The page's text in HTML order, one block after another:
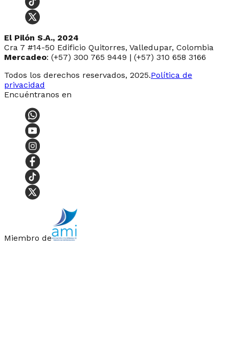
El Pilón S.A., 2024
Cra 7 #14-50 Edificio Quitorres, Valledupar, Colombia
Mercadeo: (+57) 300 765 9449 | (+57) 310 658 3166
Todos los derechos reservados, 2025.Política de
privacidad
Encuéntranos en
Miembro de